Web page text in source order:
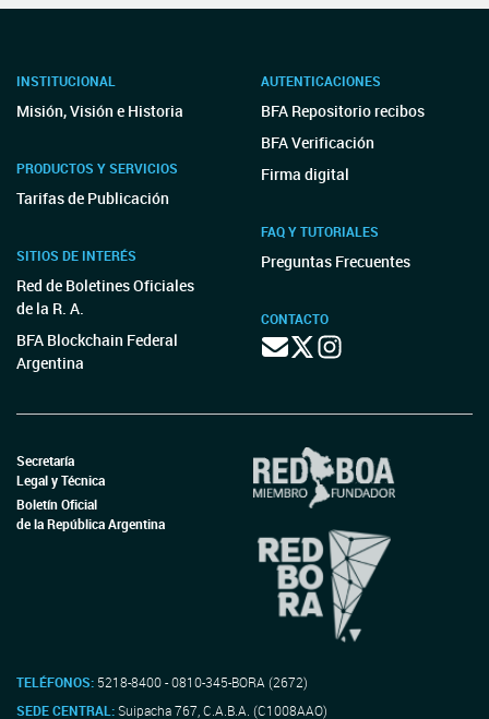
INSTITUCIONAL
Misión, Visión e Historia
PRODUCTOS Y SERVICIOS
Tarifas de Publicación
SITIOS DE INTERÉS
Red de Boletines Oficiales
de la R. A.
BFA Blockchain Federal
Argentina
AUTENTICACIONES
BFA Repositorio recibos
BFA Verificación
Firma digital
FAQ Y TUTORIALES
Preguntas Frecuentes
CONTACTO
Secretaría
Legal y Técnica
Boletín Oficial
de la República Argentina
TELÉFONOS: 5218-8400 - 0810-345-BORA (2672)
SEDE CENTRAL:Suipacha 767, C.A.B.A. (C1008AAO)